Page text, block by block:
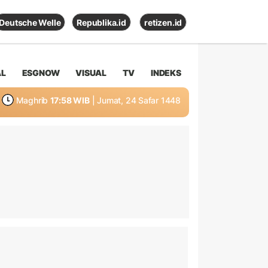
Deutsche Welle Republika.id retizen.id
ESGNOW VISUAL TV INDEKS
Maghrib 17:58 WIB | Jumat, 24 Safar 1448